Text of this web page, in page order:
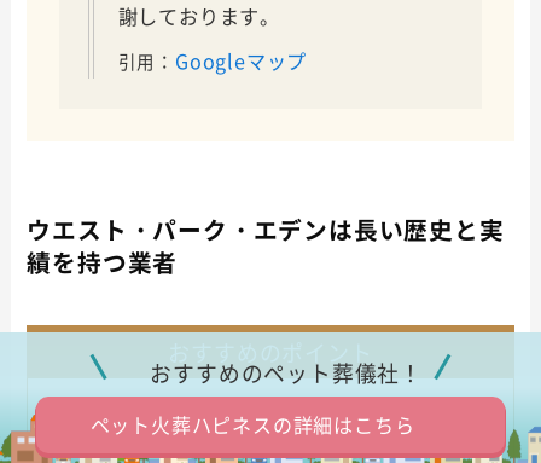
謝しております。
引用： Googleマップ
ウエスト・パーク・エデンは長い歴史と実
績を持つ業者
立会いして火葬できる個別火葬に対応
おすすめのペット葬儀社！
ペット火葬ハピネスの詳細はこちら